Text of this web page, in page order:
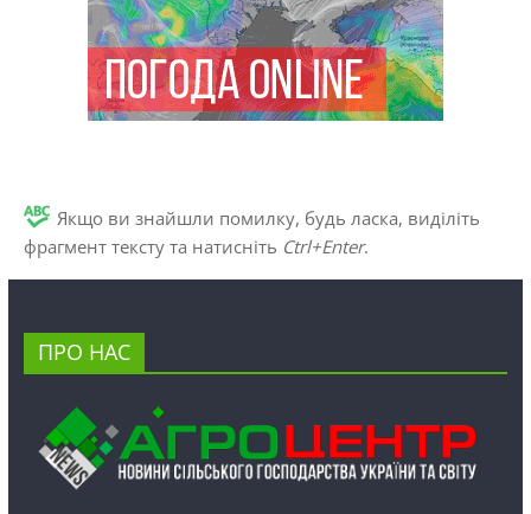
Якщо ви знайшли помилку, будь ласка, виділіть
фрагмент тексту та натисніть Ctrl+Enter.
ПРО НАС